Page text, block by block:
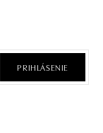
PRIHLÁSENIE